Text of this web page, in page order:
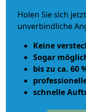
Holen Sie sich
unverbindliche
Keine
Sogar
bis zu ca. 60
schnelle